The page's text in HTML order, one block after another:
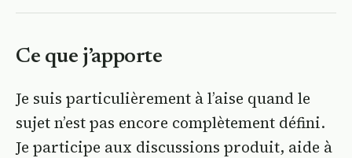
Ce que j’apporte
Je suis particulièrement à l’aise quand le
sujet n’est pas encore complètement défini.
Je participe aux discussions produit, aide à